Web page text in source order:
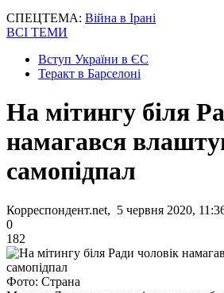
СПЕЦТЕМА: Війна в Ірані
ВСІ ТЕМИ
Вступ України в ЄС
Теракт в Барселоні
На мітингу біля
намагався
самопідпал
Корреспондент.net, 5 червня 2020,
0
182
Фото: Страна